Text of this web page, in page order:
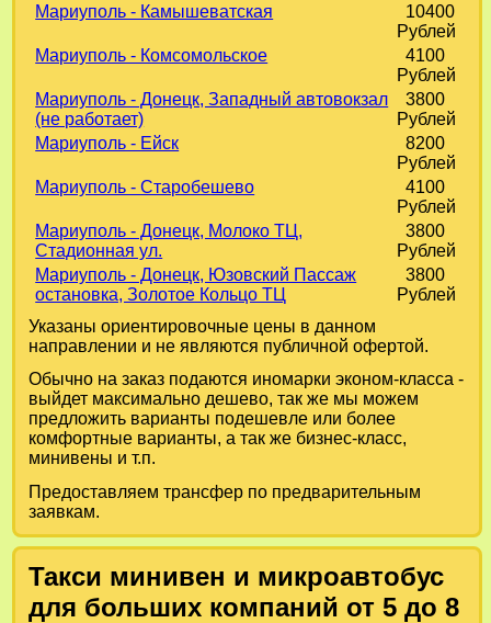
Мариуполь - Камышеватская
10400
Рублей
Мариуполь - Комсомольское
4100
Рублей
Мариуполь - Донецк, Западный автовокзал
(не работает)
3800
Рублей
Мариуполь - Ейск
8200
Рублей
Мариуполь - Старобешево
4100
Рублей
Мариуполь - Донецк, Молоко ТЦ,
Стадионная ул.
3800
Рублей
Мариуполь - Донецк, Юзовский Пассаж
остановка, Золотое Кольцо ТЦ
3800
Рублей
Указаны ориентировочные цены в данном
направлении и не являются публичной офертой.
Обычно на заказ подаются иномарки эконом-класса -
выйдет максимально дешево, так же мы можем
предложить варианты подешевле или более
комфортные варианты, а так же бизнес-класс,
минивены и т.п.
Предоставляем трансфер по предварительным
заявкам.
Такси минивен и микроавтобус
для больших компаний от 5 до 8